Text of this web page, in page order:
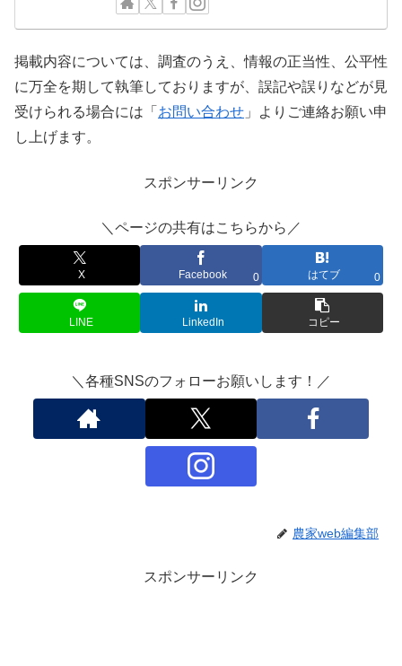
掲載内容については、調査のうえ、情報の正当性、公平性
に万全を期して執筆しておりますが、誤記や誤りなどが見
受けられる場合には「 お問い合わせ 」よりご連絡お願い申
し上げます。
スポンサーリンク
＼ページの共有はこちらから／
X Facebook 0 はてブ 0
LINE LinkedIn コピー
＼各種SNSのフォローお願いします！／
農家web編集部
スポンサーリンク